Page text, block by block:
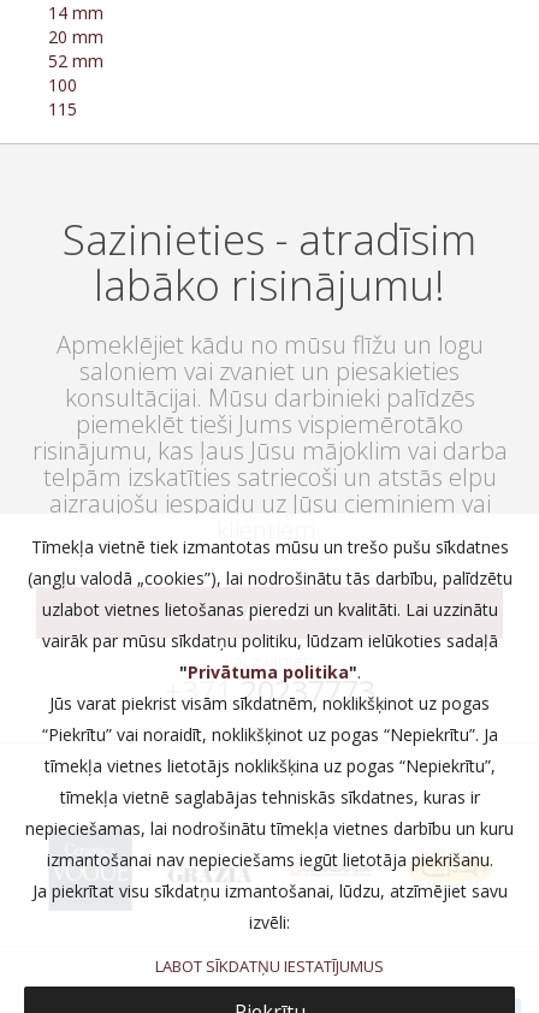
14 mm
20 mm
52 mm
100
115
Sazinieties - atradīsim
labāko risinājumu!
Apmeklējiet kādu no mūsu flīžu un logu
saloniem vai zvaniet un piesakieties
konsultācijai. Mūsu darbinieki palīdzēs
piemeklēt tieši Jums vispiemērotāko
risinājumu, kas ļaus Jūsu mājoklim vai darba
telpām izskatīties satriecoši un atstās elpu
aizraujošu iespaidu uz Jūsu ciemiņiem vai
SALONI
vai zvaniet:
+37120237773
Tīmekļa vietnē tiek izmantotas mūsu un trešo pušu sīkdatnes
(angļu valodā „cookies”), lai nodrošinātu tās darbību, palīdzētu
uzlabot vietnes lietošanas pieredzi un kvalitāti. Lai uzzinātu
vairāk par mūsu sīkdatņu politiku, lūdzam ielūkoties sadaļā
"Privātuma politika".
Jūs varat piekrist visām sīkdatnēm, noklikšķinot uz pogas
“Piekrītu” vai noraidīt, noklikšķinot uz pogas “Nepiekrītu”. Ja
tīmekļa vietnes lietotājs noklikšķina uz pogas “Nepiekrītu”,
tīmekļa vietnē saglabājas tehniskās sīkdatnes, kuras ir
nepieciešamas, lai nodrošinātu tīmekļa vietnes darbību un kuru
izmantošanai nav nepieciešams iegūt lietotāja piekrišanu.
Ja piekrītat visu sīkdatņu izmantošanai, lūdzu, atzīmējiet savu
izvēli:
LABOT SĪKDATŅU IESTATĪJUMUS